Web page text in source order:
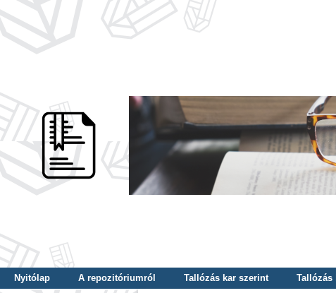
Nyitólap A repozitóriumról Tallózás kar szerint Tallózás